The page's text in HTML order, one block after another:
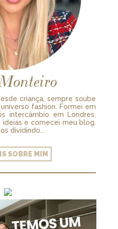
criança, sempre soube
fashion. Formei em
intercâmbio em Londres,
e comecei meu blog.
dividindo...
SOBRE MIM